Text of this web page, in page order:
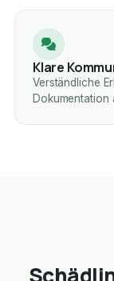
Klare
Verständliche
Dokumentation